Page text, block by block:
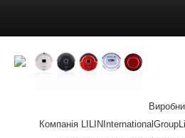
Deutsch
Português 日本語
Ўзбек тили
india Tiếng Việt
Компанія